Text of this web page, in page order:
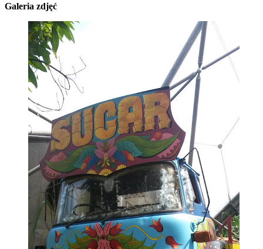
Galeria zdjęć